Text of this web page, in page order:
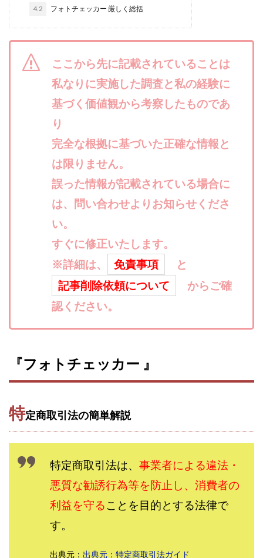
4.2 フォトチェッカー 厳しく総括
ここから先に記載されていることは
私なりに実施した調査と私の経験に
基づく価値観から考察したものであ
り
完全な根拠に基づいた正確な情報と
は限りません。
誤った情報が記載されている場合に
は、問い合わせよりお知らせくださ
い。
すぐに修正いたします。
※詳細は、
免責事項
と
記事削除依頼について
からご確
認ください。
『フォトチェッカー 』
特定商取引法の簡単解説
特定商取引法は、 事業者による違法・
悪質な勧誘行為等を防止し、消費者の
利益を守ることを目的とする法律で
す。
出典元： 出典元：特定商取引法ガイド
合同会社センス
合同会社チルダワーク
合同会社ネクストイノベーション
合同会社リバーシブル
坂元雄徳
合同会社リュウシン
合同会社リンク
吉岡勝利
在宅のんびリッチ
坂井彰吾
安藤 翔大
安達健太郎
山本拓弥(チョゴリ)
山本耕而
岡崎 健二
岡村貴弘
岡田芳弘
川原 充将
川口 真子 川端 健太
山崎友也
川端理恵
工藤 総一郎 工藤総一郎
市川 翔平
山崎隆
山岸祐介 宮光勇次
宮地乙十葉
宮本将 宮林 慶次
宮田裕司
富岡 伸成
富樫美月 富永健
富田湧貴
寺澤英明
将軍
少額資金で激安不動産投資
自分の選んだ写真が収益に!!
空いた時間で高齢者でも稼げる
竹田茉生
米澤 蓮 紀田 奈々未
紫垣英昭
織田慶
臼井穂乃果
秒速のFX スキャルマジック
舟引佑太
荒木剛志 菅原将悟
華山奈緒子
秋葉 卓也
藤田 陸 畑岡宏光 田中